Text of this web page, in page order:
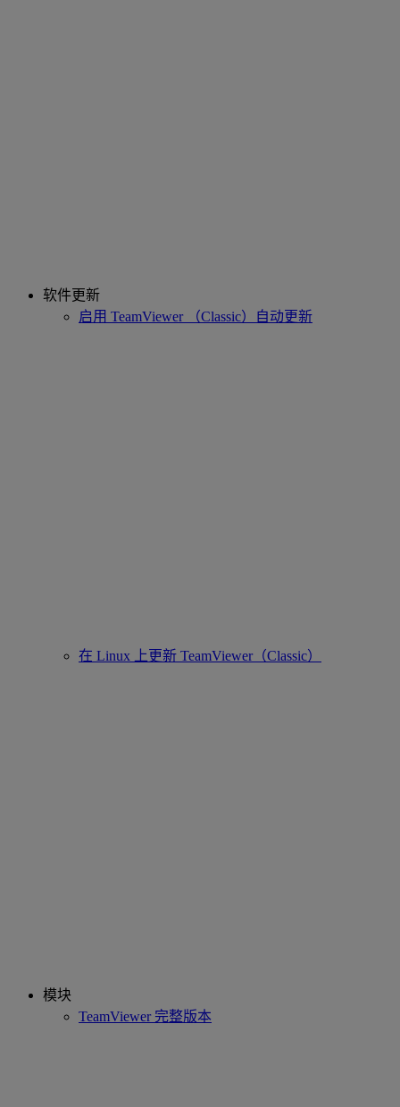
软件更新
启用 TeamViewer （Classic）自动更新
在 Linux 上更新 TeamViewer（Classic）
模块
TeamViewer 完整版本